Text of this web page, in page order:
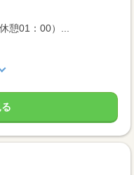
憩01：00）...